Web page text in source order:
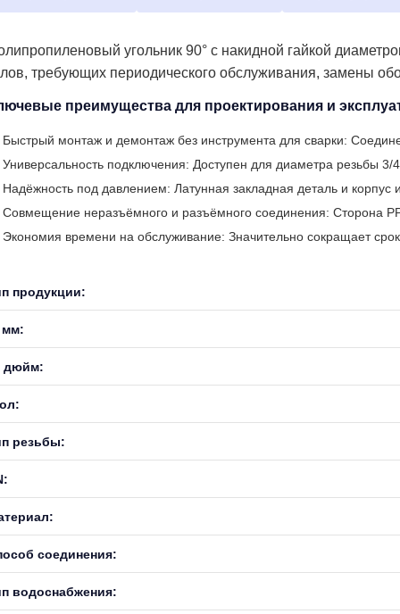
угольник 90° с накидной гайкой
требующих периодического обслуживания, замены
преимущества для проектирования и
Быстрый монтаж и демонтаж без инструмента для сварки:
Универсальность подключения: Доступен для диаметра резьбы
Надёжность под давлением: Латунная закладная деталь и
Совмещение неразъёмного и разъёмного соединения: Сторона
Экономия времени на обслуживание: Значительно сокращает
продукции:
мм:
дюйм:
резьбы:
соединения:
водоснабжения: